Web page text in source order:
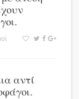
αντί